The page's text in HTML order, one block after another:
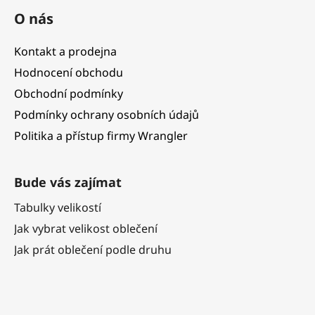
O nás
Kontakt a prodejna
Hodnocení obchodu
Obchodní podmínky
Podmínky ochrany osobních údajů
Politika a přístup firmy Wrangler
Bude vás zajímat
Tabulky velikostí
Jak vybrat velikost oblečení
Jak prát oblečení podle druhu